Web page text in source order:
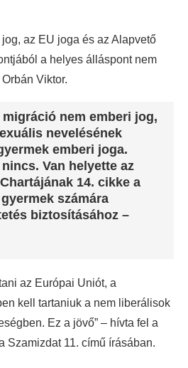
az EU joga és az Alapvető
a helyes álláspont nem
Viktor.
nem emberi jog,
nevelésének
emberi joga.
Van helyette az
14. cikke a
számára
biztosításához –
az Európai Uniót, a
kell tartaniuk a nem liberálisok
Ez a jövő” – hívta fel a
Szamizdat 11. című írásában.